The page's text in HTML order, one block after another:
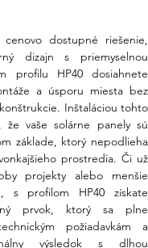
kN/m²
(strieborná) /
9001
v Ensun?
vieme, že sa zákazníci
tenkými stenami, ktoré
prehýbajú. My v
cenovo dostupné riešenie,
dizajn s priemyselnou
profilu HP40 dosiahnete
a úsporu miesta bez
Inštaláciou tohto
že vaše solárne panely sú
základe, ktorý nepodlieha
prostredia. Či už
projekty alebo menšie
s profilom HP40 získate
prvok, ktorý sa plne
požiadavkám a
výsledok s dlhou